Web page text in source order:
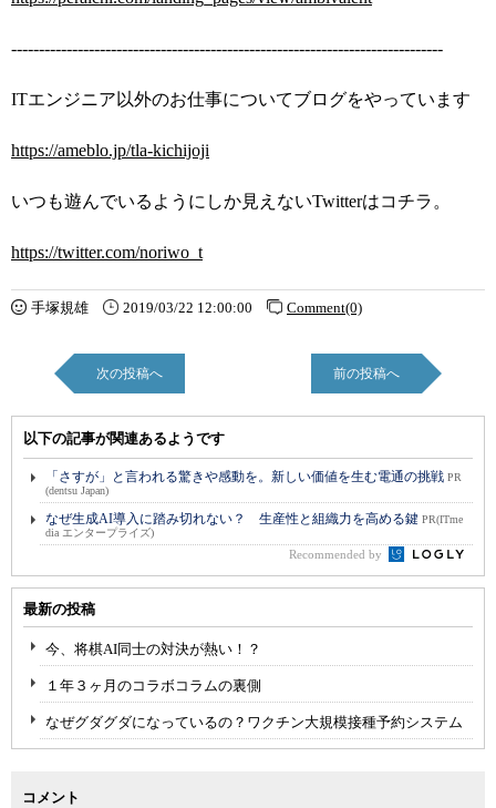
------------------------------------------------------------------------------
ITエンジニア以外のお仕事についてブログをやっています
https://ameblo.jp/tla-kichijoji
いつも遊んでいるようにしか見えないTwitterはコチラ。
https://twitter.com/noriwo_t
手塚規雄 2019/03/22 12:00:00 Comment(0)
次の投稿へ 前の投稿へ
以下の記事が関連あるようです
「さすが」と言われる驚きや感動を。新しい価値を生む電通の挑戦 PR
(dentsu Japan)
なぜ生成AI導入に踏み切れない？ 生産性と組織力を高める鍵 PR(ITme
dia エンタープライズ)
Recommended by
最新の投稿
今、将棋AI同士の対決が熱い！？
１年３ヶ月のコラボコラムの裏側
なぜグダグダになっているの？ワクチン大規模接種予約システム
コメント